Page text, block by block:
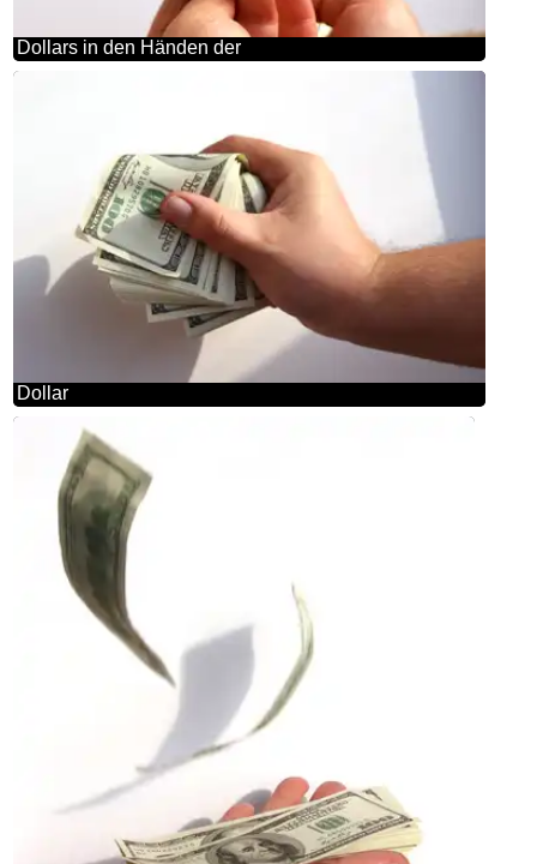
Dollars in den Händen der
Dollar